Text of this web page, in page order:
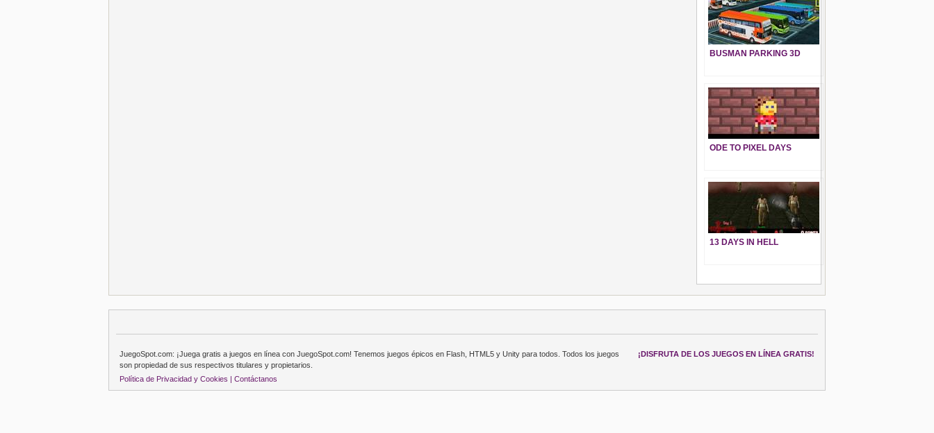
BUSMAN PARKING 3D
ODE TO PIXEL DAYS
13 DAYS IN HELL
¡DISFRUTA DE LOS JUEGOS EN LÍNEA GRATIS!
JuegoSpot.com: ¡Juega gratis a juegos en línea con JuegoSpot.com! Tenemos juegos épicos en Flash, HTML5 y Unity para todos. Todos los juegos
son propiedad de sus respectivos titulares y propietarios.
Política de Privacidad y Cookies | Contáctanos